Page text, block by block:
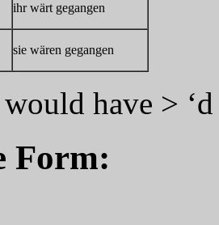
ihr wärt gegangen
sie wären gegangen
have > ‘d
Form: